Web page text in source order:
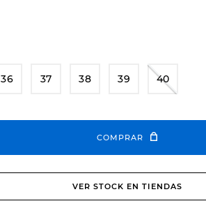
36 37 38 39 40
COMPRAR
VER STOCK EN TIENDAS